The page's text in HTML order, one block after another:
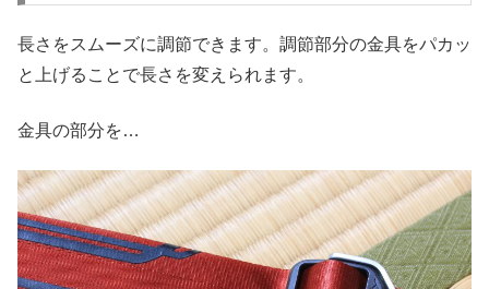
長さをスムーズに調節できます。調節部分の金具をパカッ
と上げることで長さを変えられます。
金具の部分を…